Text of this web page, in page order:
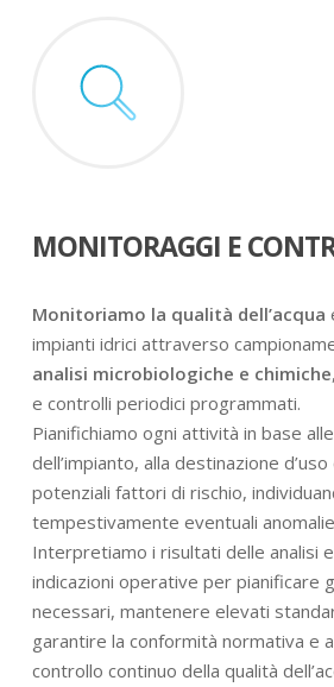
MONITORAGGI E
Monitoriamo la qualità dell’acqua
impianti idrici attraverso
analisi microbiologiche e chimiche
e controlli periodici programmati.
Pianifichiamo ogni attività in base
dell’impianto, alla destinazione
potenziali fattori di rischio,
tempestivamente eventuali
Interpretiamo i risultati delle analisi
indicazioni operative per pianificare
necessari, mantenere elevati
garantire la conformità normativa e
controllo continuo della qualità